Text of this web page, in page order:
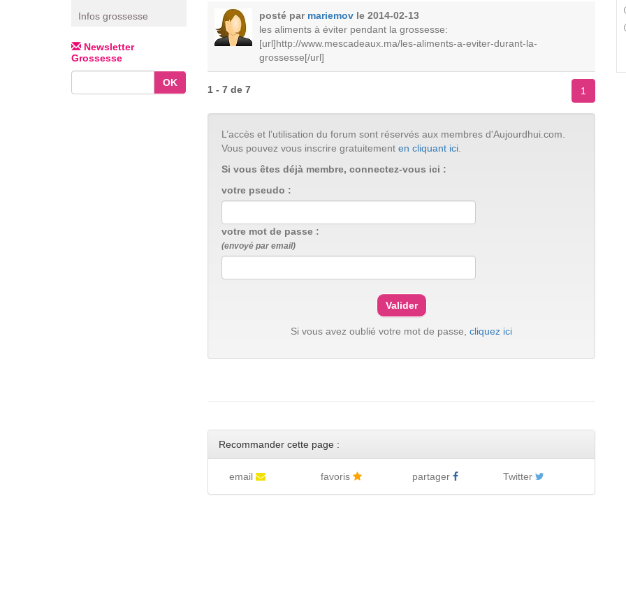
Infos grossesse
Newsletter
Grossesse
OK
posté par mariemov le 2014-02-13
les aliments à éviter pendant la grossesse:
[url]http://www.mescadeaux.ma/les-aliments-a-eviter-durant-la-
grossesse[/url]
1 - 7 de 7 1
L’accès et l’utilisation du forum sont réservés aux membres d'Aujourdhui.com.
Vous pouvez vous inscrire gratuitement en cliquant ici
Si vous êtes déjà membre, connectez-vous ici :
votre pseudo :
votre mot de passe :
(envoyé par email)
Si vous avez oublié votre mot de passe, cliquez ici
Recommander cette page :
email favoris partager Twitter